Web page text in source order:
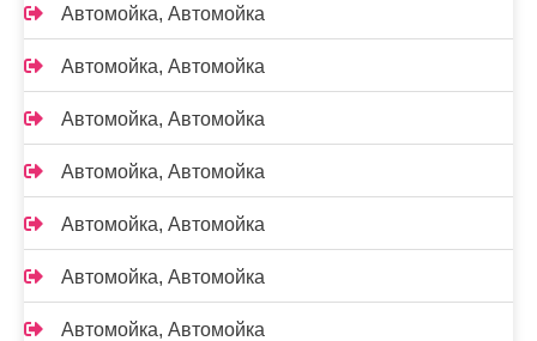
Автомойка, Автомойка
Автомойка, Автомойка
Автомойка, Автомойка
Автомойка, Автомойка
Автомойка, Автомойка
Автомойка, Автомойка
Автомойка, Автомойка